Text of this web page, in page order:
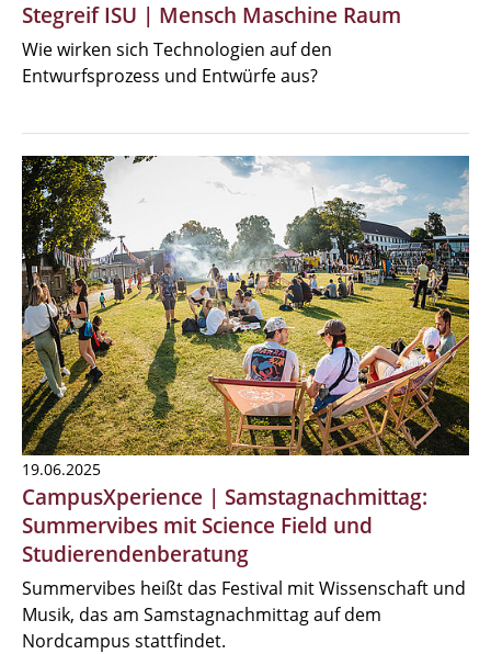
Stegreif ISU | Mensch Maschine Raum
Wie wirken sich Technologien auf den
Entwurfsprozess und Entwürfe aus?
19.06.2025
CampusXperience | Samstagnachmittag:
Summervibes mit Science Field und
Studierendenberatung
Summervibes heißt das Festival mit Wissenschaft und
Musik, das am Samstagnachmittag auf dem
Nordcampus stattfindet.